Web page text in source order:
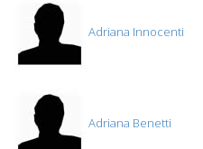
Adriana Innocenti
Adriana Benetti